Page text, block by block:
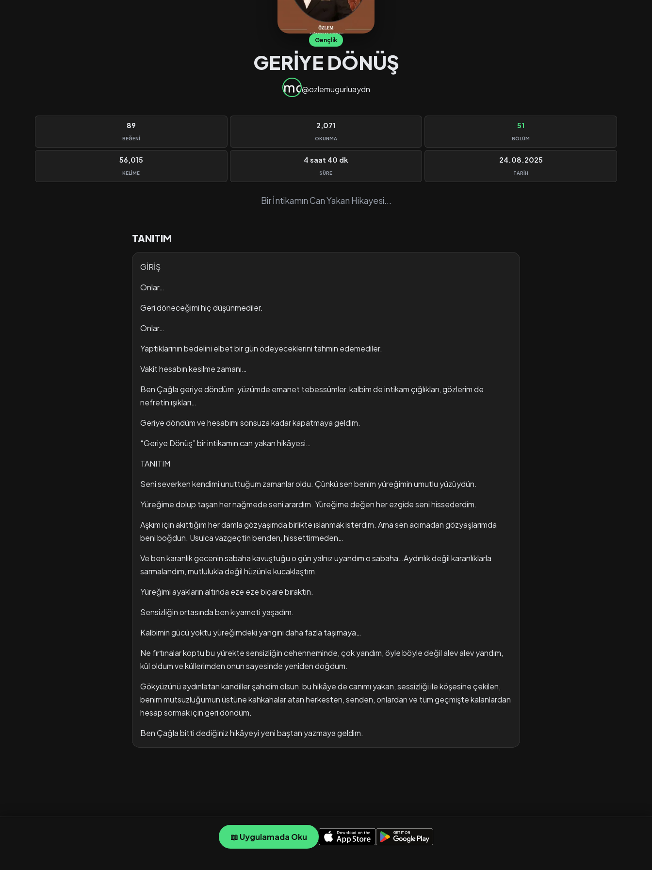
Gençlik
GERİYE DÖNÜŞ
@ozlemugurluaydn
89
BEĞENI
2,071
OKUNMA
51
BÖLÜM
56,015
KELIME
4 saat 40 dk
SÜRE
24.08.2025
TARIH
Bir İntikamın Can Yakan Hikayesi...
TANITIM
GİRİŞ
Onlar…
Geri döneceğimi hiç düşünmediler.
Onlar…
Yaptıklarının bedelini elbet bir gün ödeyeceklerini tahmin edemediler.
Vakit hesabın kesilme zamanı…
Ben Çağla geriye döndüm, yüzümde emanet tebessümler, kalbim de intikam çığlıkları, gözlerim de
nefretin ışıkları…
Geriye döndüm ve hesabımı sonsuza kadar kapatmaya geldim.
“Geriye Dönüş” bir intikamın can yakan hikâyesi…
TANITIM
Seni severken kendimi unuttuğum zamanlar oldu. Çünkü sen benim yüreğimin umutlu yüzüydün.
Yüreğime dolup taşan her nağmede seni arardım. Yüreğime değen her ezgide seni hissederdim.
Aşkım için akıttığım her damla gözyaşımda birlikte ıslanmak isterdim. Ama sen acımadan gözyaşlarımda
beni boğdun. Usulca vazgeçtin benden, hissettirmeden…
Ve ben karanlık gecenin sabaha kavuştuğu o gün yalnız uyandım o sabaha…Aydınlık değil karanlıklarla
sarmalandım, mutlulukla değil hüzünle kucaklaştım.
Yüreğimi ayakların altında eze eze biçare bıraktın.
Sensizliğin ortasında ben kıyameti yaşadım.
Kalbimin gücü yoktu yüreğimdeki yangını daha fazla taşımaya…
Ne fırtınalar koptu bu yürekte sensizliğin cehenneminde, çok yandım, öyle böyle değil alev alev yandım,
kül oldum ve küllerimden onun sayesinde yeniden doğdum.
Gökyüzünü aydınlatan kandiller şahidim olsun, bu hikâye de canımı yakan, sessizliği ile köşesine çekilen,
benim mutsuzluğumun üstüne kahkahalar atan herkesten, senden, onlardan ve tüm geçmişte kalanlardan
hesap sormak için geri döndüm.
Ben Çağla bitti dediğiniz hikâyeyi yeni baştan yazmaya geldim.
📖 Uygulamada Oku